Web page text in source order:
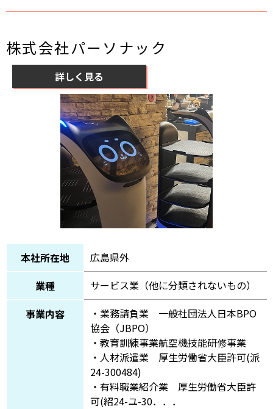
株式会社パーソナック
詳しく見る
本社所在地
広島県外
業種
サービス業（他に分類されないもの）
事業内容
・業務請負業 一般社団法人日本BPO
協会（JBPO）
・教育訓練事業航空機技能研修事業
・人材派遣業 厚生労働省大臣許可(派
24-300484)
・有料職業紹介業 厚生労働省大臣許
可(紹24-ユ-30．．．